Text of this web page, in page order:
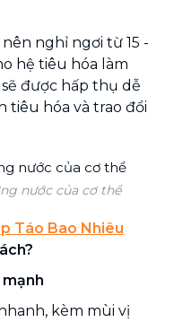
nghỉ ngơi từ 15 -
hệ tiêu hóa làm
được hấp thụ dễ
tiêu hóa và trao đổi
nước của cơ thể
Táo Bao Nhiêu
kèm mùi vị